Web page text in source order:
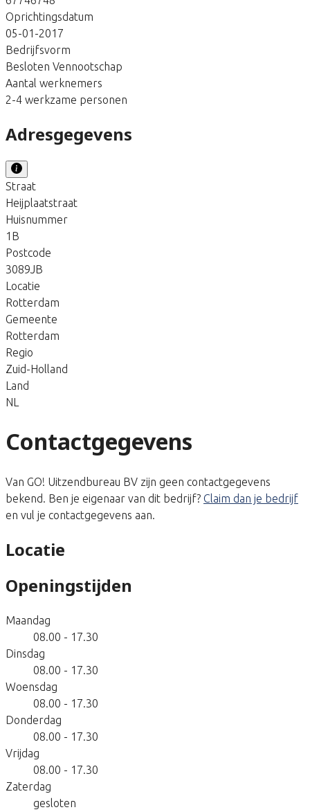
Oprichtingsdatum
05-01-2017
Bedrijfsvorm
Besloten Vennootschap
Aantal werknemers
2-4 werkzame personen
Adresgegevens
Straat
Heijplaatstraat
Huisnummer
1B
Postcode
3089JB
Locatie
Rotterdam
Gemeente
Rotterdam
Regio
Zuid-Holland
Land
NL
Contactgegevens
Van GO! Uitzendbureau BV zijn geen contactgegevens
bekend. Ben je eigenaar van dit bedrijf? Claim dan je bedrijf
en vul je contactgegevens aan.
Locatie
Openingstijden
Maandag
08.00 - 17.30
Dinsdag
08.00 - 17.30
Woensdag
08.00 - 17.30
Donderdag
08.00 - 17.30
Vrijdag
08.00 - 17.30
Zaterdag
gesloten